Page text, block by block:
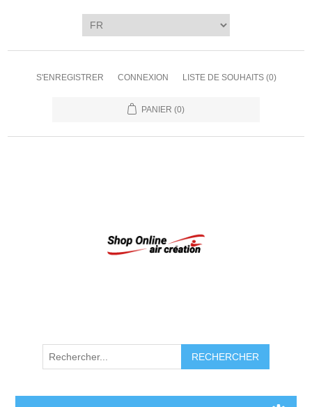
S'ENREGISTRER CONNEXION LISTE DE SOUHAITS (0)
PANIER (0)
RECHERCHER